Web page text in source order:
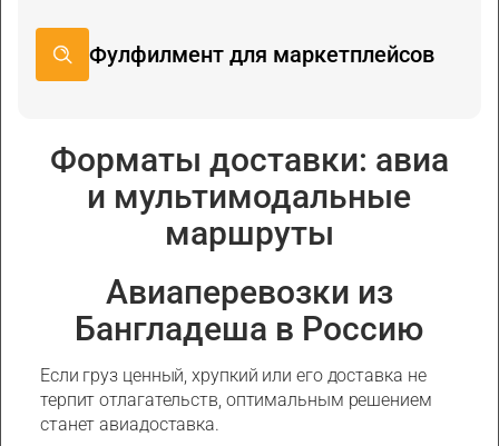
Фулфилмент для маркетплейсов
Форматы доставки: авиа
и мультимодальные
маршруты
Авиаперевозки из
Бангладеша в Россию
Если груз ценный, хрупкий или его доставка не
терпит отлагательств, оптимальным решением
станет авиадоставка.